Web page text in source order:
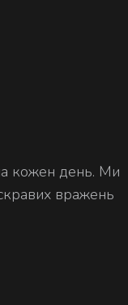
кожен день. Ми
вражень